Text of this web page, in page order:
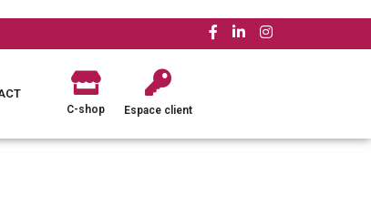
C-shop Espace client